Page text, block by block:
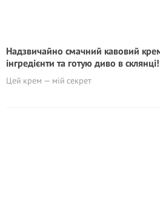
Надзвичайно смачний кавовий
інгредієнти та готую диво в склянці!
Цей крем — мій секрет